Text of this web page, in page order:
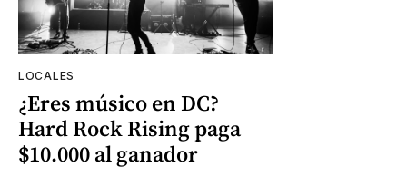
LOCALES
¿Eres músico en DC?
Hard Rock Rising paga
$10.000 al ganador